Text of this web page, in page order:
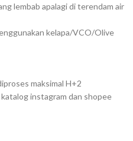
lembab apalagi di terendam air
kelapa/VCO/Olive
maksimal H+2
instagram dan shopee